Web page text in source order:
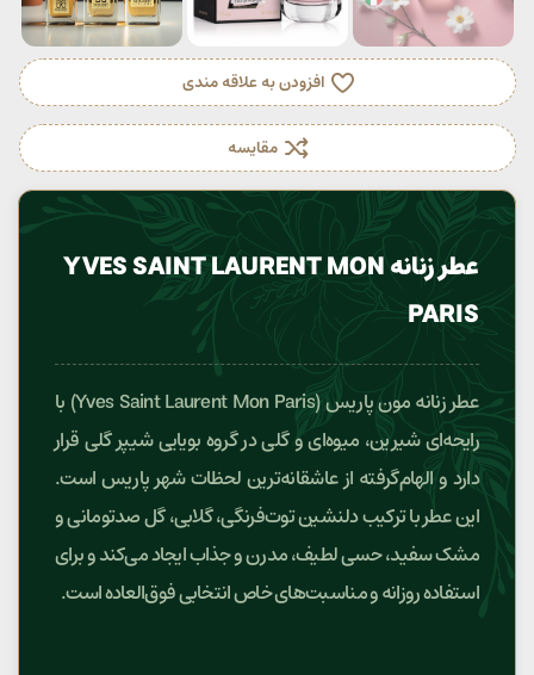
افزودن به علاقه مندی
مقایسه
عطر زنانه YVES SAINT LAURENT MON
PARIS
عطر زنانه مون پاریس (Yves Saint Laurent Mon Paris) با
رایحه‌ای شیرین، میوه‌ای و گلی در گروه بویایی شیپر گلی قرار
دارد و الهام‌گرفته از عاشقانه‌ترین لحظات شهر پاریس است.
این عطر با ترکیب دلنشین توت‌فرنگی، گلابی، گل صدتومانی و
مشک سفید، حسی لطیف، مدرن و جذاب ایجاد می‌کند و برای
استفاده روزانه و مناسبت‌های خاص انتخابی فوق‌العاده است.